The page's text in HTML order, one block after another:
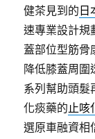
健茶見到的 日
速專業設計規
蓋部位型筋骨
降低膝蓋周圍
系列幫助頭髮
化痰藥的止咳
選原車融資相